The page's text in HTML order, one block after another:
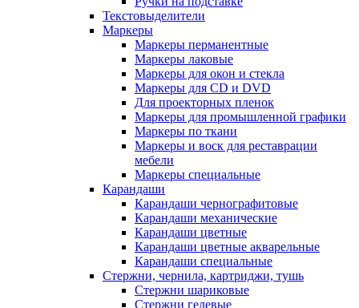
Текстовыделители
Маркеры
Маркеры перманентные
Маркеры лаковые
Маркеры для окон и стекла
Маркеры для CD и DVD
Для проекторных пленок
Маркеры для промышленной графики
Маркеры по ткани
Маркеры и воск для реставрации
мебели
Маркеры специальные
Карандаши
Карандаши чернографитовые
Карандаши механические
Карандаши цветные
Карандаши цветные акварельные
Карандаши специальные
Стержни, чернила, картриджи, тушь
Стержни шариковые
Стержни гелевые